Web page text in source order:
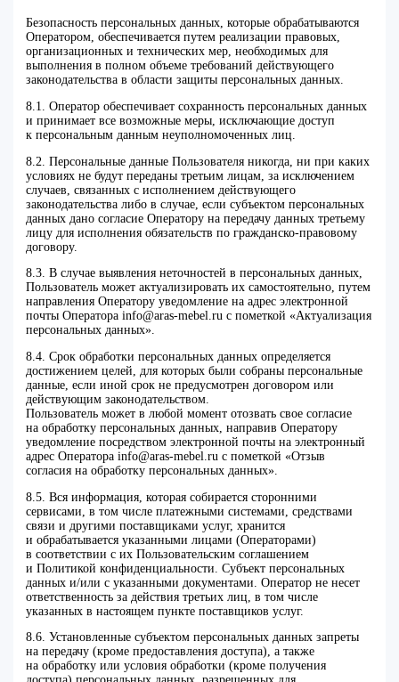
Безопасность персональных данных, которые обрабатываются
Оператором, обеспечивается путем реализации правовых,
организационных и технических мер, необходимых для
выполнения в полном объеме требований действующего
законодательства в области защиты персональных данных.
8.1. Оператор обеспечивает сохранность персональных данных
и принимает все возможные меры, исключающие доступ
к персональным данным неуполномоченных лиц.
8.2. Персональные данные Пользователя никогда, ни при каких
условиях не будут переданы третьим лицам, за исключением
случаев, связанных с исполнением действующего
законодательства либо в случае, если субъектом персональных
данных дано согласие Оператору на передачу данных третьему
лицу для исполнения обязательств по гражданско-правовому
договору.
8.3. В случае выявления неточностей в персональных данных,
Пользователь может актуализировать их самостоятельно, путем
направления Оператору уведомление на адрес электронной
почты Оператора info@aras-mebel.ru с пометкой «Актуализация
персональных данных».
8.4. Срок обработки персональных данных определяется
достижением целей, для которых были собраны персональные
данные, если иной срок не предусмотрен договором или
действующим законодательством.
Пользователь может в любой момент отозвать свое согласие
на обработку персональных данных, направив Оператору
уведомление посредством электронной почты на электронный
адрес Оператора info@aras-mebel.ru с пометкой «Отзыв
согласия на обработку персональных данных».
8.5. Вся информация, которая собирается сторонними
сервисами, в том числе платежными системами, средствами
связи и другими поставщиками услуг, хранится
и обрабатывается указанными лицами (Операторами)
в соответствии с их Пользовательским соглашением
и Политикой конфиденциальности. Субъект персональных
данных и/или с указанными документами. Оператор не несет
ответственность за действия третьих лиц, в том числе
указанных в настоящем пункте поставщиков услуг.
8.6. Установленные субъектом персональных данных запреты
на передачу (кроме предоставления доступа), а также
на обработку или условия обработки (кроме получения